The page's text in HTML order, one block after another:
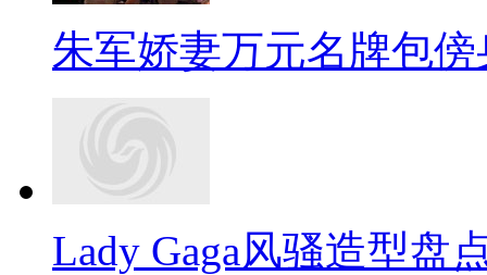
朱军娇妻万元名牌包
Lady Gaga风骚造型盘